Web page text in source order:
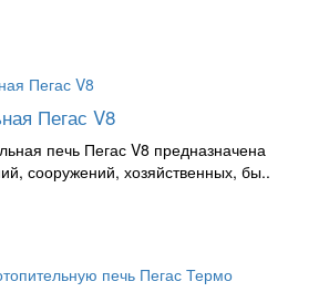
Пегас V8
печь Пегас V8 предназначена
сооружений, хозяйственных, бы..